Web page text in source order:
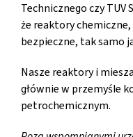
Technicznego czy TUV
że reaktory
bezpieczne, tak samo
Nasze reaktory i
głównie w przemyśle
petrochemicznym.